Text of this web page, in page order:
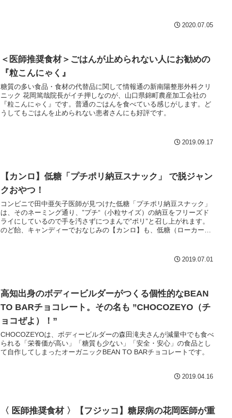
2020.07.05
＜医師推奨食材＞ごはんが止められない人にお勧めの
『粒こんにゃく』
糖質の多い食品・食材の代替品に関して情報通の新南陽整形外科クリ
ニック 花岡篤哉院長がイチ押しなのが、山口県錦町農産加工会社の
『粒こんにゃく』です。普通のごはんを食べている感じがします。ど
うしてもごはんを止められない患者さんにも好評です。
2019.09.17
【カンロ】低糖「プチポリ納豆スナック」 で脱ジャン
クおやつ！
コンビニで田中亜矢子医師が見つけた低糖「プチポリ納豆スナック」
は、そのネーミング通り、”プチ“（小粒サイズ）の納豆をフリーズド
ライにしているので手を汚さずにつまんで”ポリ”と召し上がれます。
のど飴、キャンディーでおなじみの【カンロ】も、低糖（ローカー
2019.07.01
高知出身のボディービルダーがつくる個性的なBEAN
TO BARチョコレート。その名も ”CHOCOZEYO（チ
ョコぜよ）！”
CHOCOZEYOは、ボディービルダーの森田滝夫さんが減量中でも食べ
られる「栄養価が高い」「糖質も少ない」「安全・安心」の食品とし
て自作してしまったオーガニックBEAN TO BARチョコレートです。
2019.04.16
〈 医師推奨食材 〉【フジッコ】糖尿病の花岡医師が重